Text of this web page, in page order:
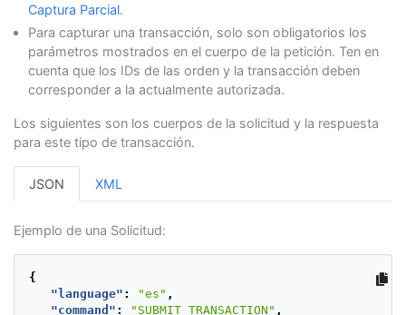
"contactPhone"
"5415668464654"
"billingAddress":
{
"street1": "Av. Isabel La Católica 103-
"street2" : "125544",
"city": "Lima" ,
"country": "PE" ,
"postalCode"
"creditCard": {
"securityCode"
"expirationDate": "2022/12",
"extraParameters"
Captura Parcial.
Para capturar una transacción, solo son obligatorios los
parámetros mostrados en el cuerpo de la petición. Ten en
cuenta que los IDs de las orden y la transacción deben
corresponder a la actualmente autorizada.
Los siguientes son los cuerpos de la solicitud y la respuesta
para este tipo de transacción.
JSON XML
Ejemplo de una Solicitud:
{
"language" : "es" ,
"command" : "SUBMIT_TRANSACTION" ,